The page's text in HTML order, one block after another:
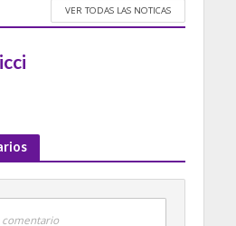
VER TODAS LAS NOTICAS
comentario